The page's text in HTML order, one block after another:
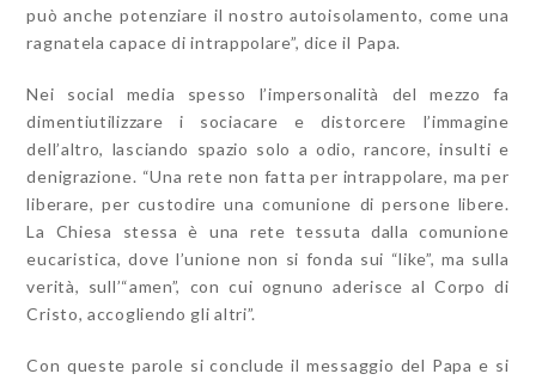
può anche potenziare il nostro autoisolamento, come una
ragnatela capace di intrappolare”, dice il Papa.
Nei social media spesso l’impersonalità del mezzo fa
dimentiutilizzare i sociacare e distorcere l’immagine
dell’altro, lasciando spazio solo a odio, rancore, insulti e
denigrazione. “Una rete non fatta per intrappolare, ma per
liberare, per custodire una comunione di persone libere.
La Chiesa stessa è una rete tessuta dalla comunione
eucaristica, dove l’unione non si fonda sui “like”, ma sulla
verità, sull’“amen”, con cui ognuno aderisce al Corpo di
Cristo, accogliendo gli altri”.
Con queste parole si conclude il messaggio del Papa e si